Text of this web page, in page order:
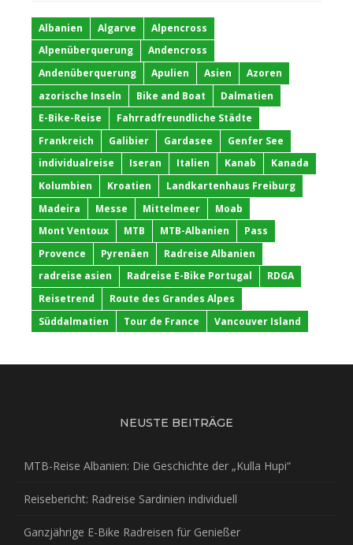
Albanien Algarve
Alpencross
Alpenüberquerung
Andencross
Andenüberquerung
Apulien Asien
Azoren
azorische Inseln
Bike and Boat
Dalmatien
E-Bike-Reise
Fahrradfreundliche Städte
Frankreich
Galibier Gardasee
Genfer See
individualreise
Iseran Italien Kanab
Kanada
Kolumbien
Kroatien
Landkartenhaus Freiburg
Madeira
Messe Mittelmeer
Moab
Mont Ventoux
MTB MTB-Albanien
Pass
Provence
Pyrenäen
Radreise Albanien
radreise asien
Radreise E-Bike Portugal
RDGA
Reisetrend
Route des Grandes Alpes
Süddalmatien
Tour de France Vancouver Island
NEUSTE BEITRÄGE
MTB-Reise Albanien: Die Geschichte der „Kulla Hupi“
Reisebericht: Radreise Sardinien individuell
Ganzjährige E-Bike Radreisen für Genießer